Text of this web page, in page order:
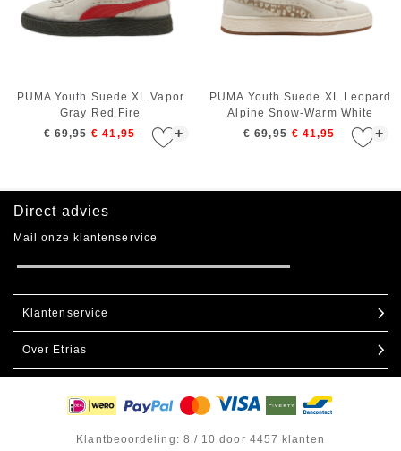
+
PUMA Youth Suede XL Vapor
Gray Red Fire
€ 69,95 € 41,95 +
PUMA Youth Suede XL Leopard
Alpine Snow-Warm White
€ 69,95 € 41,95
Direct advies
Mail onze klantenservice
Klantenservice
Contact
Over Etrias
Klantbeoordeling: 8 / 10 door 4457 klanten